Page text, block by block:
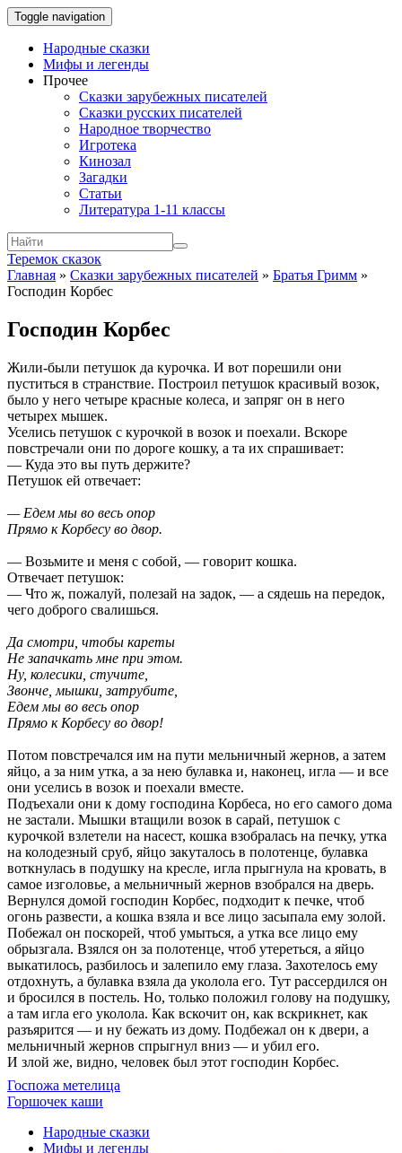
Toggle navigation
Народные сказки
Мифы и легенды
Прочее
Сказки зарубежных писателей
Сказки русских писателей
Народное творчество
Игротека
Кинозал
Загадки
Статьи
Литература 1-11 классы
Теремок сказок
Главная » Сказки зарубежных писателей » Братья Гримм »
Господин Корбес
Господин Корбес
Жили-были петушок да курочка. И вот порешили они
пуститься в странствие. Построил петушок красивый возок,
было у него четыре красные колеса, и запряг он в него
четырех мышек.
Уселись петушок с курочкой в возок и поехали. Вскоре
повстречали они по дороге кошку, а та их спрашивает:
— Куда это вы путь держите?
Петушок ей отвечает:
— Едем мы во весь опор
Прямо к Корбесу во двор.
— Возьмите и меня с собой, — говорит кошка.
Отвечает петушок:
— Что ж, пожалуй, полезай на задок, — а сядешь на передок,
чего доброго свалишься.
Да смотри, чтобы кареты
Не запачкать мне при этом.
Ну, колесики, стучите,
Звонче, мышки, затрубите,
Едем мы во весь опор
Прямо к Корбесу во двор!
Потом повстречался им на пути мельничный жернов, а затем
яйцо, а за ним утка, а за нею булавка и, наконец, игла — и все
они уселись в возок и поехали вместе.
Подъехали они к дому господина Корбеса, но его самого дома
не застали. Мышки втащили возок в сарай, петушок с
курочкой взлетели на насест, кошка взобралась на печку, утка
на колодезный сруб, яйцо закуталось в полотенце, булавка
воткнулась в подушку на кресле, игла прыгнула на кровать, в
самое изголовье, а мельничный жернов взобрался на дверь.
Вернулся домой господин Корбес, подходит к печке, чтоб
огонь развести, а кошка взяла и все лицо засыпала ему золой.
Побежал он поскорей, чтоб умыться, а утка все лицо ему
обрызгала. Взялся он за полотенце, чтоб утереться, а яйцо
выкатилось, разбилось и залепило ему глаза. Захотелось ему
отдохнуть, а булавка взяла да уколола его. Тут рассердился он
и бросился в постель. Но, только положил голову на подушку,
а там игла его уколола. Как вскочит он, как вскрикнет, как
разъярится — и ну бежать из дому. Подбежал он к двери, а
мельничный жернов спрыгнул вниз — и убил его.
И злой же, видно, человек был этот господин Корбес.
Госпожа метелица
Горшочек каши
Народные сказки
Мифы и легенды